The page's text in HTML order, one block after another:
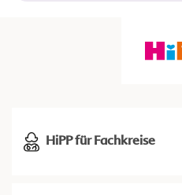
HiPP für Fachkreise